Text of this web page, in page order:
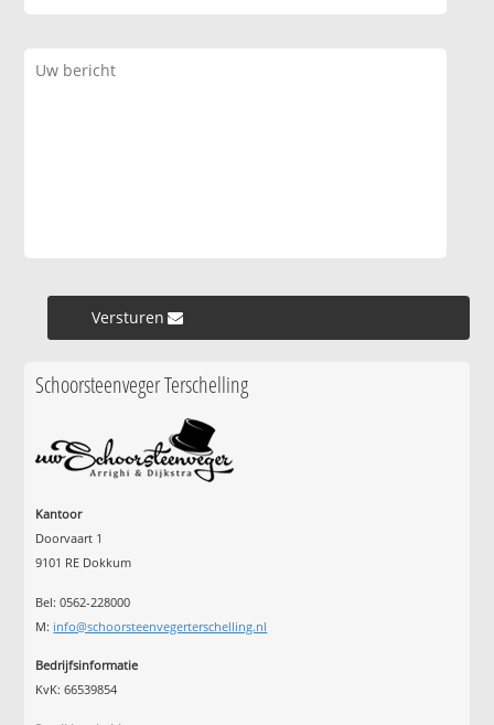
Versturen »
Schoorsteenveger Terschelling
Kantoor
Doorvaart 1
9101 RE Dokkum
Bel: 0562-228000
M: info@schoorsteenvegerterschelling.nl
Bedrijfsinformatie
KvK: 66539854